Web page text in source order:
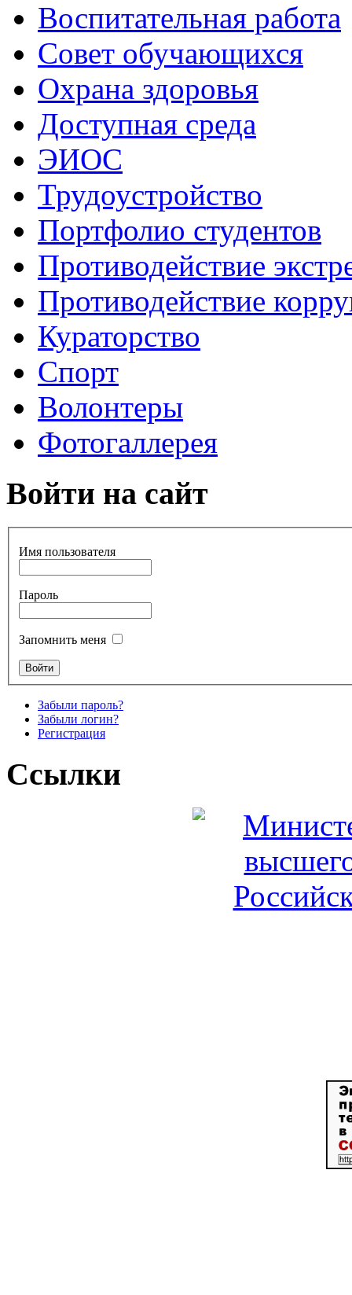
Воспитательная работа
Совет обучающихся
Охрана здоровья
Доступная среда
ЭИОС
Трудоустройство
Портфолио студентов
Противодействие
Противодействие
Кураторство
Спорт
Волонтеры
Фотогаллерея
Войти на сайт
Имя пользователя
Пароль
Запомнить меня
Забыли пароль?
Забыли логин?
Регистрация
Ссылки